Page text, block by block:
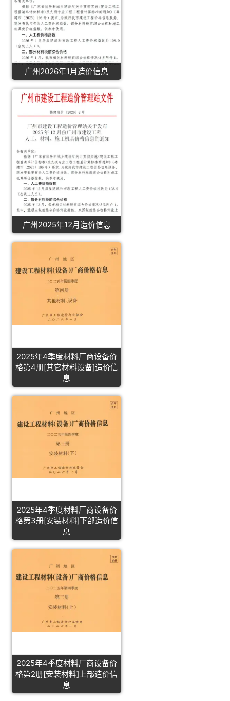
广州2026年1月造价信息
广州2025年12月造价信息
2025年4季度材料厂商设备价
格第4册[其它材料设备]造价信
息
2025年4季度材料厂商设备价
格第3册[安装材料]下部造价信
息
2025年4季度材料厂商设备价
格第2册[安装材料]上部造价信
息